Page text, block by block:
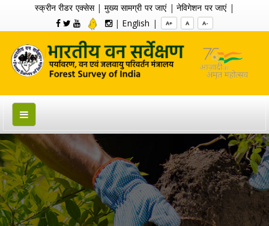
स्क्रीन रीडर एक्सेस| मुख्य सामग्री पर जाएं| नेविगेशन पर जाएं|
| English | A+ A A-